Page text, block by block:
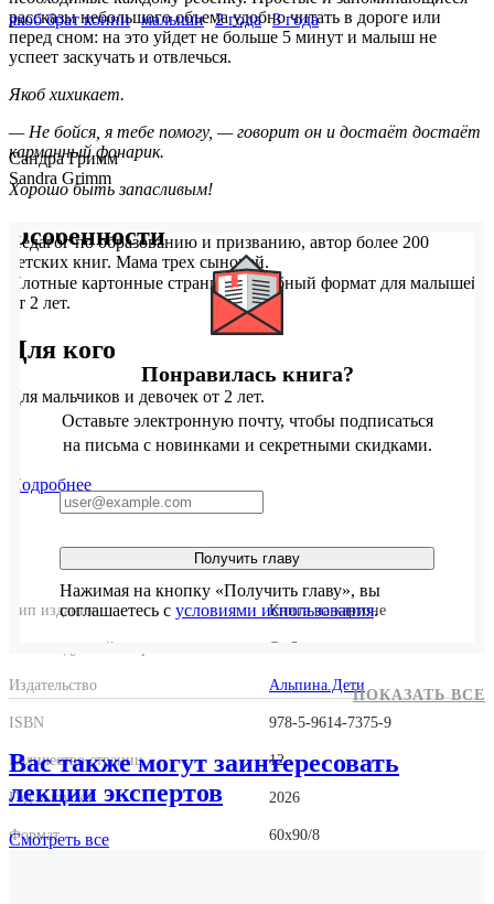
рассказы небольшого объема удобно читать в дороге или
перед сном: на это уйдет не больше 5 минут и малыш не
успеет заскучать и отвлечься.
Якоб хихикает.
— Не бойся, я тебе помогу, — говорит он и достаёт достаёт
карманный фонарик.
Хорошо быть запасливым!
Особенности
Плотные картонные страницы, удобный формат для малышей
от 2 лет.
Для кого
Для мальчиков и девочек от 2 лет.
якоб брат конни малыши 2 года 3 года
Сандра Гримм
Sandra Grimm
Педагог по образованию и призванию, автор более 200
детских книг. Мама трех сыновей.
Подробнее
Тип издания Книга на картоне
Рекомендуемый возраст От 2 лет
Издательство Альпина.Дети
ISBN 978-5-9614-7375-9
Количество страниц 12
Год выпуска 2026
Формат 60x90/8
Понравилась книга?
Оставьте электронную почту, чтобы подписаться
на письма с новинками и секретными скидками.
Получить главу
Нажимая на кнопку «Получить главу», вы
соглашаетесь с условиями использования.
ПОКАЗАТЬ ВСЕ
Вас также могут заинтересовать
лекции экспертов
Смотреть все